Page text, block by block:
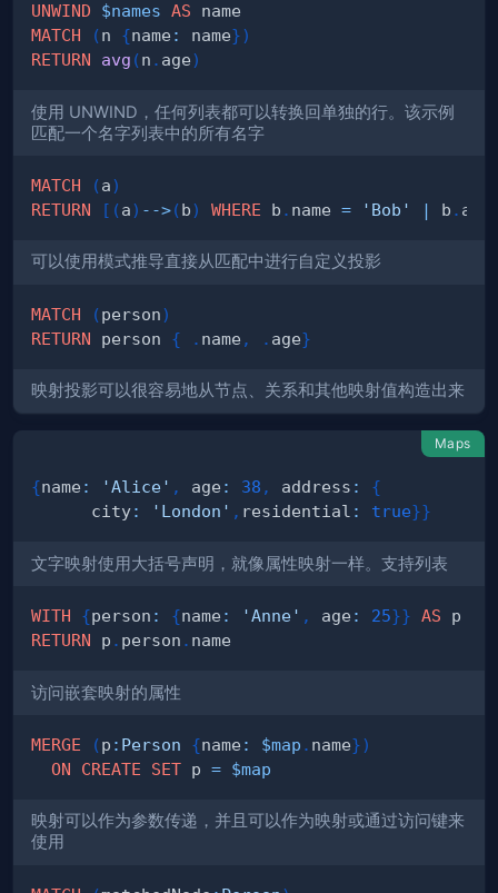
UNWIND $names AS
MATCH
(n {name : name})
RETURN
avg (n . age)
使用 UNWIND，任何列表都可以转换回单独的行。该示例
匹配一个名字列表中的所有名字
MATCH (a)
RETURN
[ (a) -->(b) WHERE b . name = 'Bob' | b . age
可以使用模式推导直接从匹配中进行自定义投影
MATCH (person)
RETURN person { . name , . age}
映射投影可以很容易地从节点、关系和其他映射值构造出来
Maps
{name : 'Alice' , age : 38 , address :
{
      city
: 'London' , residential : true}}
文字映射使用大括号声明，就像属性映射一样。支持列表
WITH {person : {name : 'Anne' , age : 25}} AS
RETURN p . person .
访问嵌套映射的属性
MERGE (p : Person {name : $map . name})
ON
CREATE SET p = $map
映射可以作为参数传递，并且可以作为映射或通过访问键来
使用